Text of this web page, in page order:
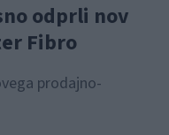
odprli nov
Fibro
prodajno-